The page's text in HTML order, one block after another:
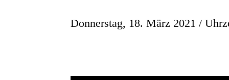
Donnerstag, 18. März 2021 /